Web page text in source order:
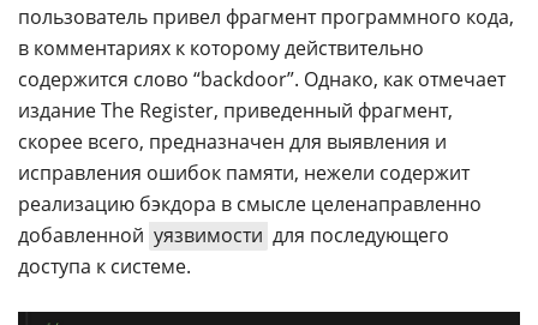
пользователь привел фрагмент программного кода,
в комментариях к которому действительно
содержится слово “backdoor”. Однако, как отмечает
издание The Register, приведенный фрагмент,
скорее всего, предназначен для выявления и
исправления ошибок памяти, нежели содержит
реализацию бэкдора в смысле целенаправленно
добавленной уязвимости для последующего
доступа к системе.